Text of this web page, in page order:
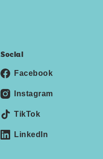
Social
Facebook
Instagram
TikTok
LinkedIn